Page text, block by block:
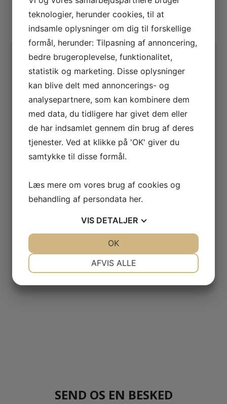
SEND OS EN BESKED
teknologier, herunder cookies, til at
indsamle oplysninger om dig til forskellige
formål, herunder: Tilpasning af annoncering,
bedre brugeroplevelse, funktionalitet,
statistik og marketing. Disse oplysninger
kan blive delt med annoncerings- og
analysepartnere, som kan kombinere dem
med data, du tidligere har givet dem eller
de har indsamlet gennem din brug af deres
tjenester. Ved at klikke på 'OK' giver du
samtykke til disse formål.
Læs mere om vores brug af cookies og
behandling af persondata her.
VIS DETALJER
AFVIS ALLE
OK